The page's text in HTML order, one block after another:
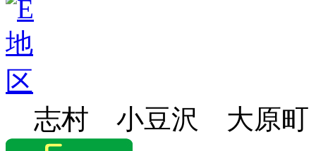
志村 小豆沢 大原